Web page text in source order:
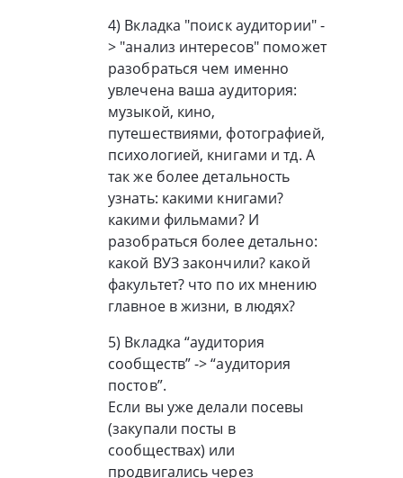
4) Вкладка "поиск аудитории" -
> "анализ интересов" поможет
разобраться чем именно
увлечена ваша аудитория:
музыкой, кино,
путешествиями, фотографией,
психологией, книгами и тд. А
так же более детальность
узнать: какими книгами?
какими фильмами? И
разобраться более детально:
какой ВУЗ закончили? какой
факультет? что по их мнению
главное в жизни, в людях?
5) Вкладка “аудитория
сообществ” -> “аудитория
постов”.
Если вы уже делали посевы
(закупали посты в
сообществах) или
продвигались через